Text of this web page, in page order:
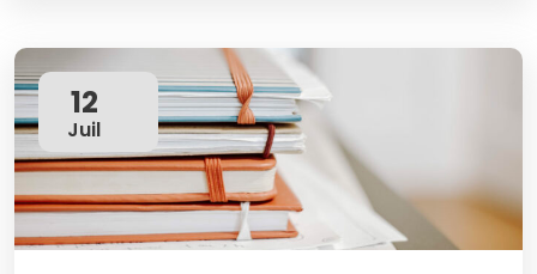
12
Juil